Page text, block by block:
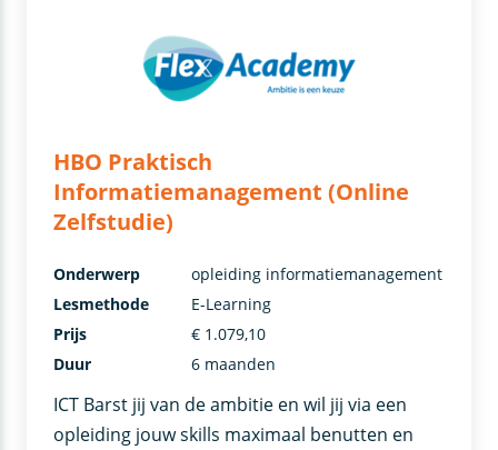
HBO Praktisch
Informatiemanagement (Online
Zelfstudie)
ICT Barst jij van de ambitie en wil jij via een
opleiding jouw skills maximaal benutten en
Onderwerp
opleiding informatiemanagement
Lesmethode
E-Learning
Prijs
€ 1.079,10
Duur
6 maanden